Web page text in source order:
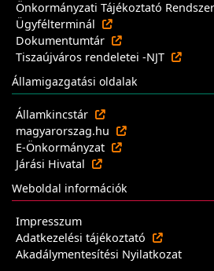
Önkormányzati Tájékoztató Rendszer
Ügyfélterminál
Dokumentumtár
Tiszaújváros rendeletei -NJT
Államigazgatási oldalak
Államkincstár
magyarorszag.hu
E-Önkormányzat
Járási Hivatal
Weboldal információk
Impresszum
Adatkezelési tájékoztató
Akadálymentesítési Nyilatkozat